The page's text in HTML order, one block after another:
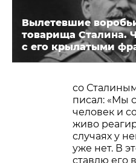
Вылетевшие
товарища Сталина.
с его крылатыми
со
писал: «Мы
человек и
живо
случаях у
уже нет. В
ставлю его